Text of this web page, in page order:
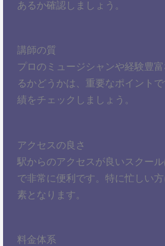
あるか確認しましょう。
講師の質
プロのミュージシャンや経験豊
るかどうかは、重要なポイント
績をチェックしましょう。
アクセスの良さ
駅からのアクセスが良いスクー
で非常に便利です。特に忙しい
素となります。
料金体系